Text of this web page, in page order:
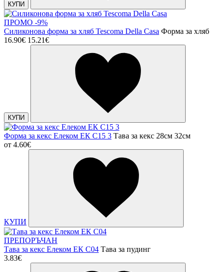
КУПИ
ПРОМО -9%
Силиконова форма за хляб Tescoma Della Casa Форма за хляб
16.90€ 15.21€
КУПИ
Форма за кекс Елеком ЕК С15 3 Тава за кекс 28см 32см
от 4.60€
КУПИ
ПРЕПОРЪЧАН
Тава за кекс Елеком ЕК С04 Тава за пудинг
3.83€